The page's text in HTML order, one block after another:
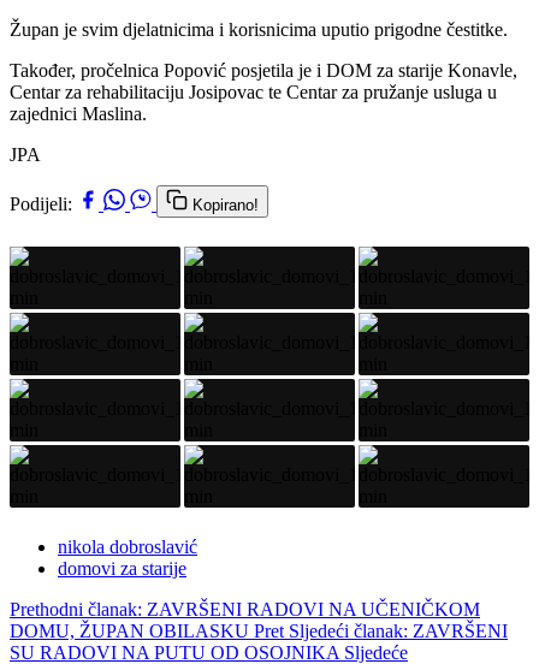
Župan je svim djelatnicima i korisnicima uputio prigodne čestitke.
Također, pročelnica Popović posjetila je i DOM za starije Konavle,
Centar za rehabilitaciju Josipovac te Centar za pružanje usluga u
zajednici Maslina.
JPA
Podijeli: Kopirano!
nikola dobroslavić
domovi za starije
Prethodni članak: ZAVRŠENI RADOVI NA UČENIČKOM
DOMU, ŽUPAN OBILASKU Pret Sljedeći članak: ZAVRŠENI
SU RADOVI NA PUTU OD OSOJNIKA Sljedeće